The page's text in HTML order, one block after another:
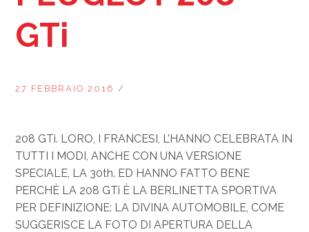
GTi
27 FEBBRAIO 2016 /
208 GTi. LORO, I FRANCESI, L’HANNO CELEBRATA IN
TUTTI I MODI, ANCHE CON UNA VERSIONE
SPECIALE, LA 30th. ED HANNO FATTO BENE
PERCHÈ LA 208 GTi È LA BERLINETTA SPORTIVA
PER DEFINIZIONE: LA DIVINA AUTOMOBILE, COME
SUGGERISCE LA FOTO DI APERTURA DELLA